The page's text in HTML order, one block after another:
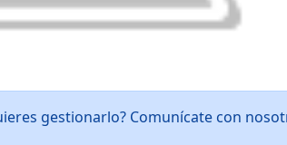
gestionarlo? Comunícate con